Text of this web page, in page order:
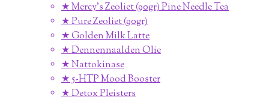
★ Mercy's Zeoliet (90gr) Pine Needle Tea
★ Pure Zeoliet (90gr)
★ Golden Milk Latte
★ Dennennaalden Olie
★ Nattokinase
★ 5-HTP Mood Booster
★ Detox Pleisters